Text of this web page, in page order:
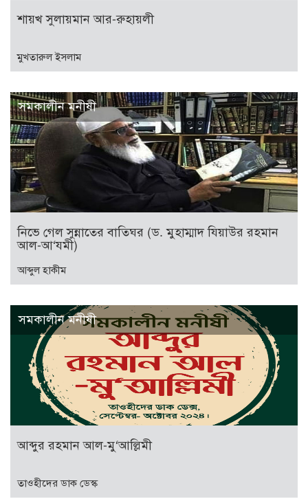
শায়খ সুলায়মান আর-রুহায়লী
মুখতারুল ইসলাম
সমকালীন মনীষী
নিভে গেল সুন্নাতের বাতিঘর (ড. মুহাম্মাদ যিয়াউর রহমান
আল-আ‘যমী)
আব্দুল হাকীম
সমকালীন মনীষী
আব্দুর রহমান আল-মু‘আল্লিমী
তাওহীদের ডাক ডেস্ক